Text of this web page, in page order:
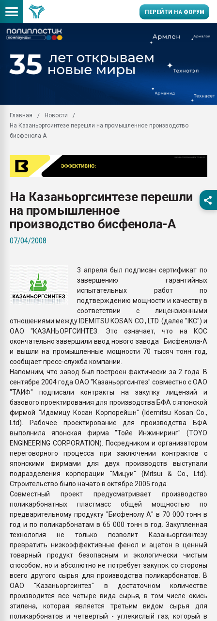
ПЕРЕЙТИ НА ФОРУМ
производство SPC
заводу пластмасс"
первый план в
28.07.2026
ситуацией на
Всё, что касается
Главная
Новости
На Казаньоргсинтезе перешли на промышленное производство
бисфенола-А
На Казаньоргсинтезе перешли
на промышленное
производство бисфенола-А
07/04/2008
3 апреля был подписан сертификат по
завершению гарантийных
испытательных работ по
подтверждению мощности и качеству в
соответствии с лицензионными
отношениями между IDEMITSU KOSAN CO., LTD. (далее "IKC") и
ОАО "КАЗАНЬОРГСИНТЕЗ. Это означает, что на КОС
окончательно завершили ввод нового завода Бисфенола-А
и вышли на промышленные мощности 70 тысяч тонн год,
сообщает пресс-служба компании.
Напомним, что завод был построен фактически за 2 года. В
сентябре 2004 года ОАО "Казаньоргсинтез" совместно с ОАО
"ТАИФ" подписали контракты на закупку лицензий и
базового проектирования для производства БФА с японской
фирмой "Идэмицу Косан Корпорейшн" (Idemitsu Kosan Co.,
Ltd). Рабочее проектирование для производства БФА
выполнила японская фирма "Тойе Инжиниринг" (TOYO
ENGINEERING CORPORATION). Посредником и организатором
переговорного процесса при заключении контрактов с
японскими фирмами для двух производств выступали
подразделения корпорации "Мицуи" (Mitsui & Co., Ltd).
Строительство было начато в октябре 2005 года.
Совместный проект предусматривает производство
поликарбонатных пластмасс общей мощностью по
предварительному продукту "Бисфенолу А" в 70 000 тонн в
год и по поликарбонатам в 65 000 тонн в год. Закупленная
технология не только позволит Казаньоргсинтезу
превратить низкоэффективные фенол и ацетон в ценный
товарный продукт безопасным и экологически чистым
способом, но и абсолютно не потребует закупок со стороны
всего другого сырья для производства поликарбонатов. В
ОАО "Казаньоргсинтез" в достаточном количестве
производится все четыре вида сырья, в том числе окись
этилена, которая является третьим видом сырья для
поликарбонатов и четвертый - углекислый газ, который в